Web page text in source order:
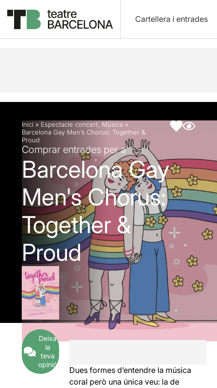
Cartellera i entrades
Descripció Fitxa artística
Inici » Espectacle concert, Música »
Barcelona Gay Men’s Chorus: Together &
Proud
Comprar entrades per a
Barcelona Gay
Men's Chorus:
Together &
Proud
Deixa
la
teva
opinió
Dues formes d’entendre la música
coral però una única veu: la de